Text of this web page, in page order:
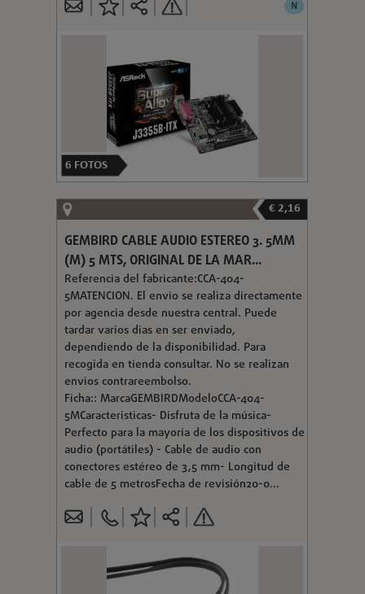
N
6 FOTOS
€ 2,16
GEMBIRD CABLE AUDIO ESTEREO 3. 5MM
(M) 5 MTS, ORIGINAL DE LA MAR...
Referencia del fabricante:CCA-404-
5MATENCION. El envio se realiza directamente
por agencia desde nuestra central. Puede
tardar varios dias en ser enviado,
dependiendo de la disponibilidad. Para
recogida en tienda consultar. No se realizan
envios contrareembolso.
Ficha:: MarcaGEMBIRDModeloCCA-404-
5MCaracteristicas- Disfruta de la música-
Perfecto para la mayoría de los dispositivos de
audio (portátiles) - Cable de audio con
conectores estéreo de 3,5 mm- Longitud de
cable de 5 metrosFecha de revisión20-0...